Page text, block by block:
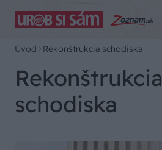
Úvod Rekonštrukcia schodiska
Rekonštrukcia
schodiska